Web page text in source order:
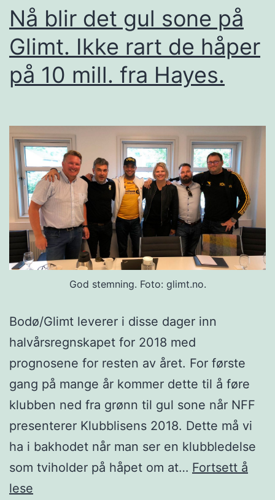
Nå blir det gul sone på
Glimt. Ikke rart de håper
på 10 mill. fra Hayes.
God stemning. Foto: glimt.no.
Bodø/Glimt leverer i disse dager inn
halvårsregnskapet for 2018 med
prognosene for resten av året. For første
gang på mange år kommer dette til å føre
klubben ned fra grønn til gul sone når NFF
presenterer Klubblisens 2018. Dette må vi
ha i bakhodet når man ser en klubbledelse
som tviholder på håpet om at… Fortsett å
lese